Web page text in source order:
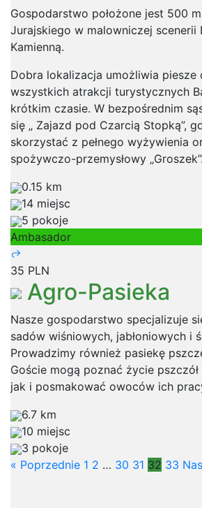
Gospodarstwo położone jest 500
Jurajskiego w malowniczej scenerii
Kamienną.
Dobra lokalizacja umożliwia piesze
wszystkich atrakcji turystycznych
krótkim czasie. W bezpośrednim
się „ Zajazd pod Czarcią Stopką”,
skorzystać z pełnego wyżywienia
spożywczo-przemysłowy „Groszek”.
0.15 km
14 miejsc
5 pokoje
Ambasador
35 PLN
Agro-Pasieka
Nasze gospodarstwo specjalizuje
sadów wiśniowych, jabłoniowych i
Prowadzimy również pasiekę
Goście mogą poznać życie pszczół
jak i posmakować owoców ich
6.7 km
10 miejsc
3 pokoje
« Poprzednie 1 2 … 30 31 32 33